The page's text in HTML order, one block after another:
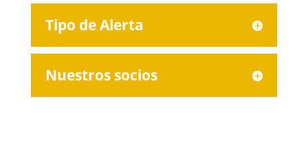
Tipo de Alerta
Nuestros socios